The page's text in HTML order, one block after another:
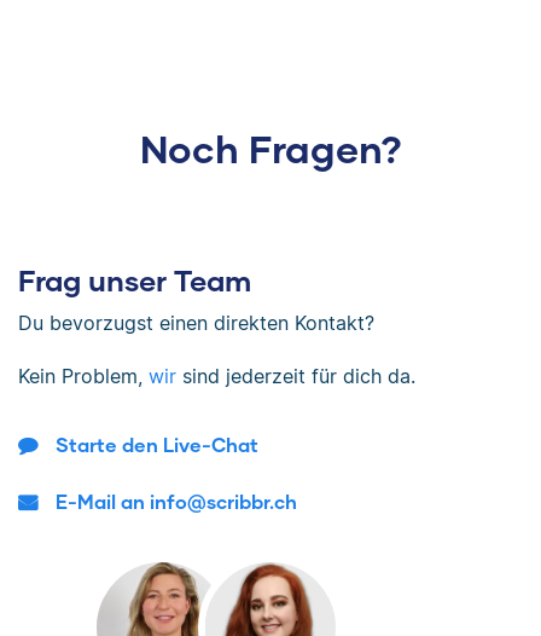
Noch Fragen?
Frag unser Team
Du bevorzugst einen direkten Kontakt?
Kein Problem, wir sind jederzeit für dich da.
Starte den Live-Chat
E-Mail an info@scribbr.ch